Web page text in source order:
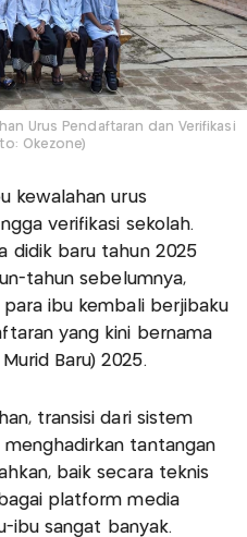
Urus Pendaftaran dan Verifikasi
Okezone)
kewalahan urus
verifikasi sekolah.
didik baru tahun 2025
tahun sebelumnya,
ibu kembali berjibaku
yang kini bernama
Baru) 2025.
transisi dari sistem
menghadirkan tantangan
baik secara teknis
platform media
ibu sangat banyak.